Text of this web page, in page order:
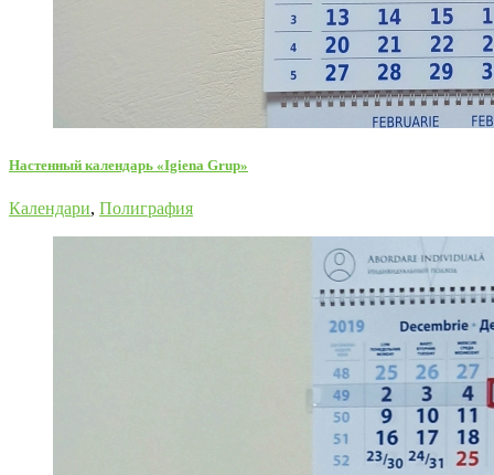
Настенный календарь «Igiena Grup»
Календари, Полиграфия